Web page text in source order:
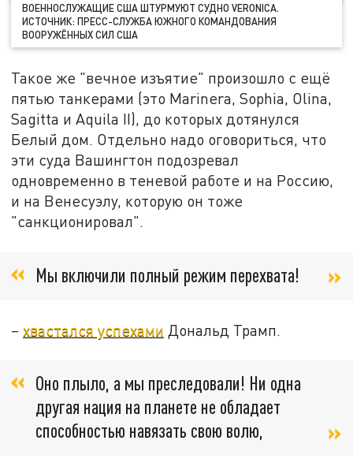
ВОЕННОСЛУЖАЩИЕ США ШТУРМУЮТ СУДНО VERONICA.
ИСТОЧНИК: ПРЕСС-СЛУЖБА ЮЖНОГО КОМАНДОВАНИЯ
ВООРУЖЁННЫХ СИЛ США
Такое же "вечное изъятие" произошло с ещё
пятью танкерами (это Marinera, Sophia, Olina,
Sagitta и Aquila II), до которых дотянулся
Белый дом. Отдельно надо оговориться, что
эти суда Вашингтон подозревал
одновременно в теневой работе и на Россию,
и на Венесуэлу, которую он тоже
"санкционировал".
Мы включили полный режим перехвата!
– хвастался успехами Дональд Трамп.
Оно плыло, а мы преследовали! Ни одна
другая нация на планете не обладает
способностью навязать свою волю,